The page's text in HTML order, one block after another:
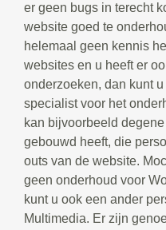
er geen bugs in terecht
website goed te
helemaal geen kennis
websites en u heeft er
onderzoeken, dan kunt
specialist voor het
kan bijvoorbeeld
gebouwd heeft, die
outs van de website.
geen onderhoud voor
kunt u ook een ander
Multimedia. Er zijn